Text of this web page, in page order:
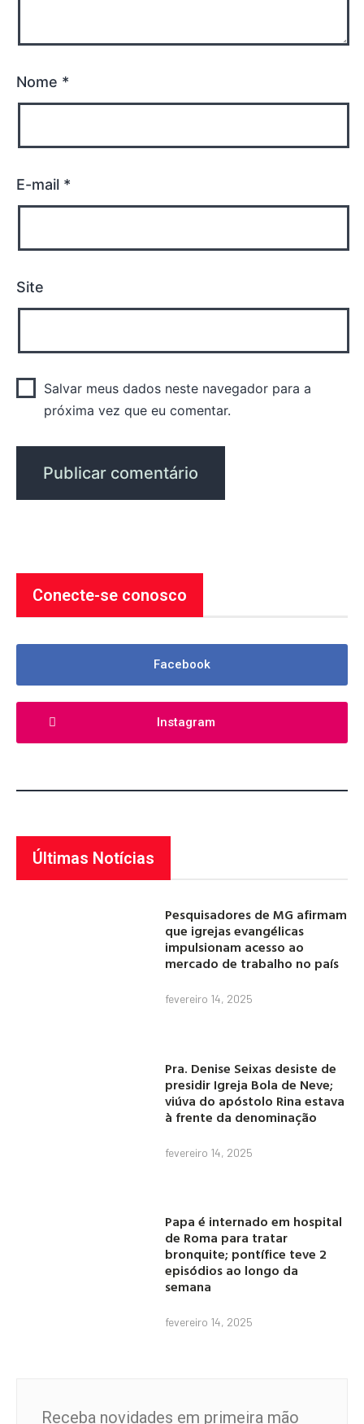
Nome *
E-mail *
Site
Salvar meus dados neste navegador para a
próxima vez que eu comentar.
Conecte-se conosco
Facebook
Instagram
Últimas Notícias
Pesquisadores de MG afirmam
que igrejas evangélicas
impulsionam acesso ao
mercado de trabalho no país
fevereiro 14, 2025
Pra. Denise Seixas desiste de
presidir Igreja Bola de Neve;
viúva do apóstolo Rina estava
à frente da denominação
fevereiro 14, 2025
Papa é internado em hospital
de Roma para tratar
bronquite; pontífice teve 2
episódios ao longo da
semana
fevereiro 14, 2025
Receba novidades em primeira mão